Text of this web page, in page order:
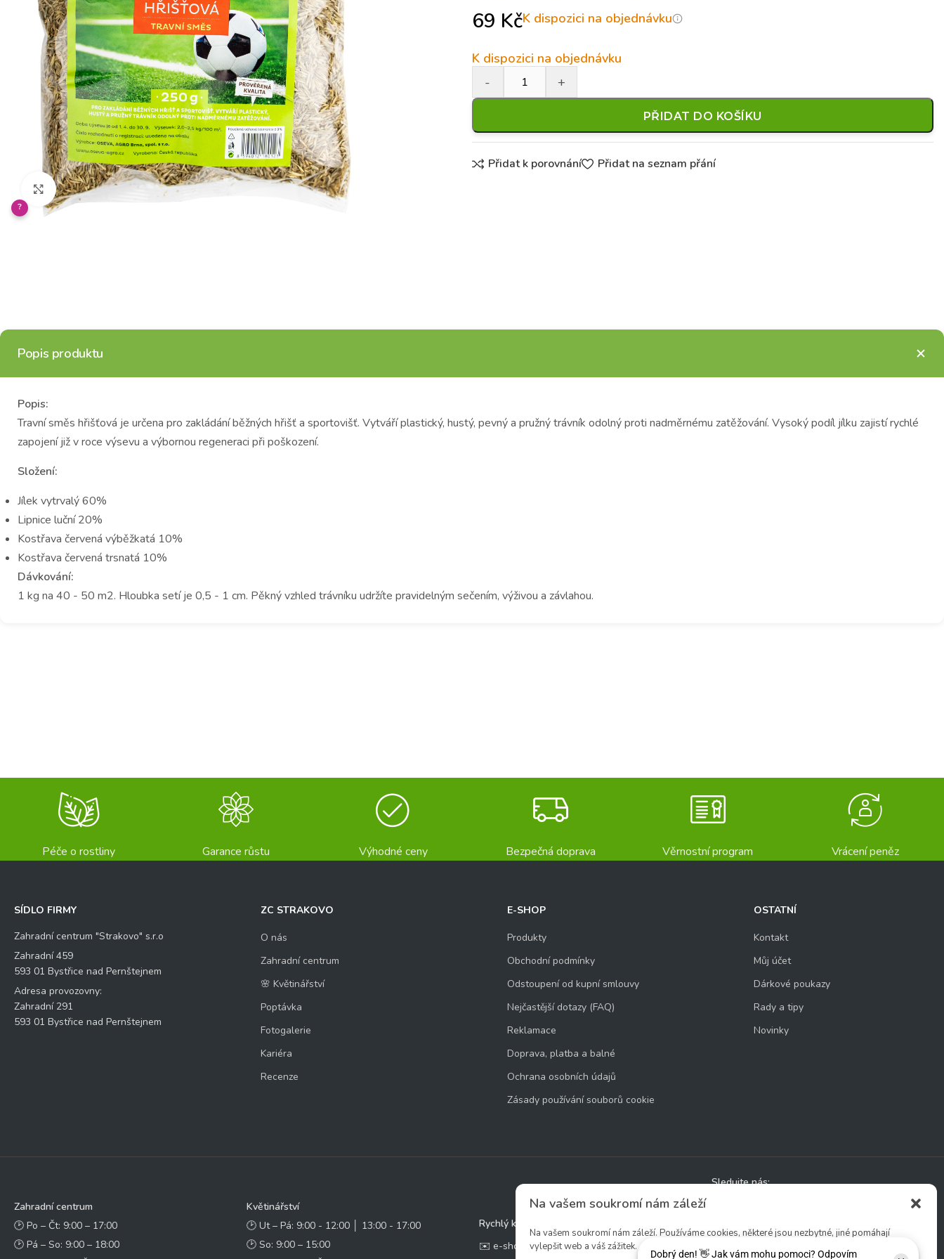
Na vašem soukromí nám záleží
Na vašem soukromí nám záleží. Používáme cookies, některé jsou nezbytné, jiné pomáhají
vylepšit web a váš zážitek.
Klikněte pro zvětšení
?
69 KčK dispozici na objednávku
K dispozici na objednávku
PŘIDAT DO KOŠÍKU
Přidat k porovnání Přidat na seznam přání
Popis produktu
Popis:
Travní směs hřišťová je určena pro zakládání běžných hřišť a sportovišť. Vytváří plastický, hustý, pevný a pružný trávník odolný proti nadměrnému zatěžování. Vysoký podíl jílku zajistí rychlé
zapojení již v roce výsevu a výbornou regeneraci při poškození.
Složení:
Jílek vytrvalý 60%
Lipnice luční 20%
Kostřava červená výběžkatá 10%
Kostřava červená trsnatá 10%
Dávkování:
1 kg na 40 - 50 m2. Hloubka setí je 0,5 - 1 cm. Pěkný vzhled trávníku udržíte pravidelným sečením, výživou a závlahou.
Péče o rostliny Garance růstu Výhodné ceny Bezpečná doprava Věrnostní program Vrácení peněz
SÍDLO FIRMY
Zahradní centrum "Strakovo" s.r.o
Zahradní 459
593 01 Bystřice nad Pernštejnem
Adresa provozovny:
Zahradní 291
593 01 Bystřice nad Pernštejnem
ZC STRAKOVO
O nás
Zahradní centrum
🌸 Květinářství
Poptávka
Fotogalerie
Kariéra
Recenze
E-SHOP
Produkty
Obchodní podmínky
Odstoupení od kupní smlouvy
Nejčastější dotazy (FAQ)
Reklamace
Doprava, platba a balné
Ochrana osobních údajů
Zásady používání souborů cookie
OSTATNÍ
Kontakt
Můj účet
Dárkové poukazy
Rady a tipy
Novinky
Zahradní centrum
🕑 Po – Čt: 9:00 – 17:00
🕑 Pá – So: 9:00 – 18:00
Květinářství
🕑 Ut – Pá: 9:00 - 12:00 │ 13:00 - 17:00
🕑 So: 9:00 – 15:00
Rychlý kontakt:
✉️ e-shop@zcstrakovo.cz
Sledujte nás: